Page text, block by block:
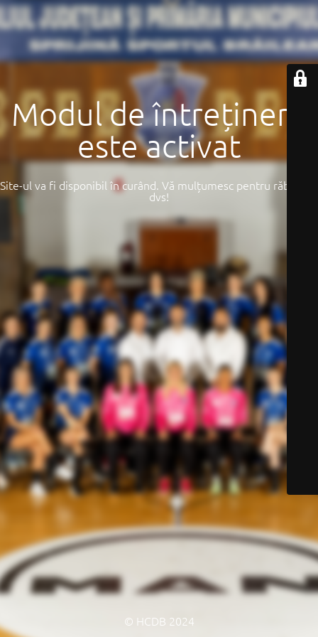
Modul de întreținere
este activat
Site-ul va fi disponibil în curând. Vă mulțumesc pentru răbdarea
dvs!
© HCDB 2024